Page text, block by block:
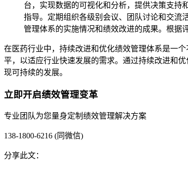
台，实现数据的可视化和分析，提供决策支持
指导。定期组织各级别会议、团队讨论和交流
管理体系的实施情况和绩效改进的成果。根据
在医药行业中，持续改进和优化绩效管理体系是一
平，以适应行业快速发展的需求。通过持续改进和
现可持续的发展。
立即开启绩效管理变革
专业团队为您量身定制绩效管理解决方案
138-1800-6216 (同微信)
分享此文：